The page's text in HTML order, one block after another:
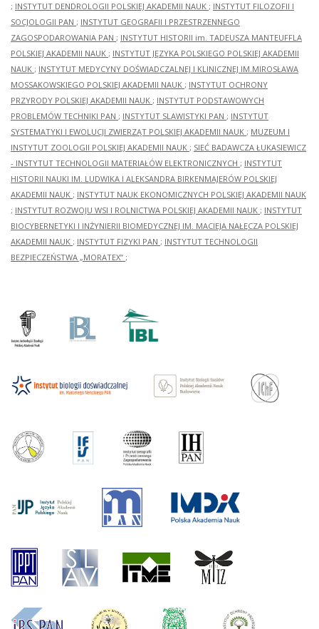
; INSTYTUT DENDROLOGII POLSKIEJ AKADEMII NAUK ; INSTYTUT FILOZOFII I
SOCJOLOGII PAN ; INSTYTUT GEOGRAFII I PRZESTRZENNEGO
ZAGOSPODAROWANIA PAN ; INSTYTUT HISTORII im. TADEUSZA MANTEUFFLA
POLSKIEJ AKADEMII NAUK ; INSTYTUT JĘZYKA POLSKIEGO POLSKIEJ AKADEMII
NAUK ; INSTYTUT MEDYCYNY DOŚWIADCZALNEJ I KLINICZNEJ IM.MIROSŁAWA
MOSSAKOWSKIEGO POLSKIEJ AKADEMII NAUK ; INSTYTUT OCHRONY
PRZYRODY POLSKIEJ AKADEMII NAUK ; INSTYTUT PODSTAWOWYCH
PROBLEMÓW TECHNIKI PAN ; INSTYTUT SLAWISTYKI PAN ; INSTYTUT
SYSTEMATYKI I EWOLUCJI ZWIERZĄT POLSKIEJ AKADEMII NAUK ; MUZEUM I
INSTYTUT ZOOLOGII POLSKIEJ AKADEMII NAUK ; SIEĆ BADAWCZA ŁUKASIEWICZ
- INSTYTUT TECHNOLOGII MATERIAŁÓW ELEKTRONICZNYCH ; INSTYTUT
HISTORII NAUKI IM. LUDWIKA I ALEKSANDRA BIRKENMAJERÓW POLSKIEJ
AKADEMII NAUK ; INSTYTUT NAUK EKONOMICZNYCH POLSKIEJ AKADEMII NAUK
; INSTYTUT ROZWOJU WSI I ROLNICTWA POLSKIEJ AKADEMII NAUK ; INSTYTUT
BIOCYBERNETYKI I INŻYNIERII BIOMEDYCZNEJ IM. MACIEJA NAŁĘCZA POLSKIEJ
AKADEMII NAUK ; INSTYTUT FIZYKI PAN ; INSTYTUT TECHNOLOGII
BEZPIECZEŃSTWA „MORATEX” ;